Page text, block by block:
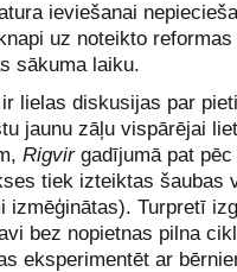
ieviešanai
uz noteikto reformas
sākuma laiku.
lielas diskusijas par
jaunu zāļu vispārējai
Rigvirgadījumā pat pēc
tiek izteiktas šaubas
izmēģinātas). Turpretī
bez nopietnas pilna
eksperimentēt ar